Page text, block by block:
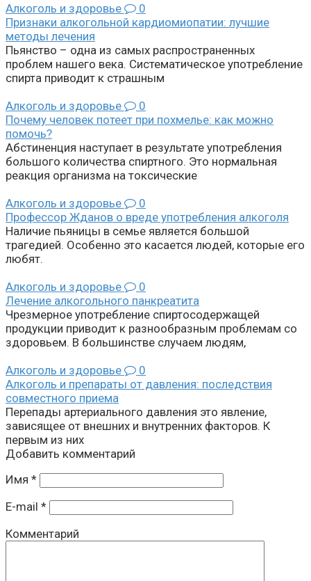
Алкоголь и здоровье
0
Признаки алкогольной кардиомиопатии: лучшие
методы лечения
Пьянство – одна из самых распространенных
проблем нашего века. Систематическое употребление
спирта приводит к страшным
Алкоголь и здоровье
0
Почему человек потеет при похмелье: как можно
помочь?
Абстиненция наступает в результате употребления
большого количества спиртного. Это нормальная
реакция организма на токсические
Алкоголь и здоровье
0
Профессор Жданов о вреде употребления алкоголя
Наличие пьяницы в семье является большой
трагедией. Особенно это касается людей, которые его
любят.
Алкоголь и здоровье
0
Лечение алкогольного панкреатита
Чрезмерное употребление спиртосодержащей
продукции приводит к разнообразным проблемам со
здоровьем. В большинстве случаем людям,
Алкоголь и здоровье
0
Алкоголь и препараты от давления: последствия
совместного приема
Перепады артериального давления это явление,
зависящее от внешних и внутренних факторов. К
первым из них
Добавить комментарий
Имя *
E-mail *
Комментарий